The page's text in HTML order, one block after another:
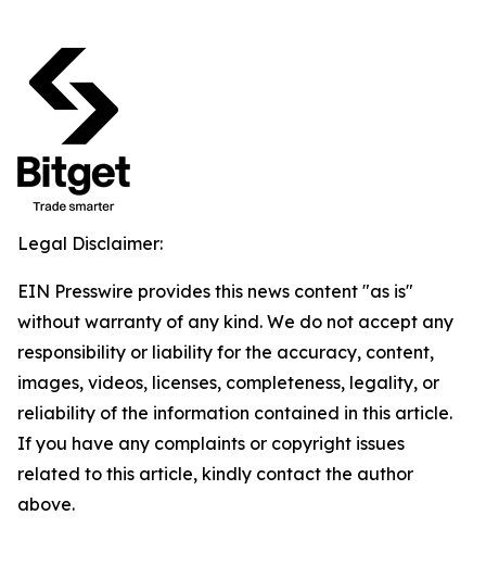
Legal Disclaimer:
EIN Presswire provides this news content "as is"
without warranty of any kind. We do not accept any
responsibility or liability for the accuracy, content,
images, videos, licenses, completeness, legality, or
reliability of the information contained in this article.
If you have any complaints or copyright issues
related to this article, kindly contact the author
above.